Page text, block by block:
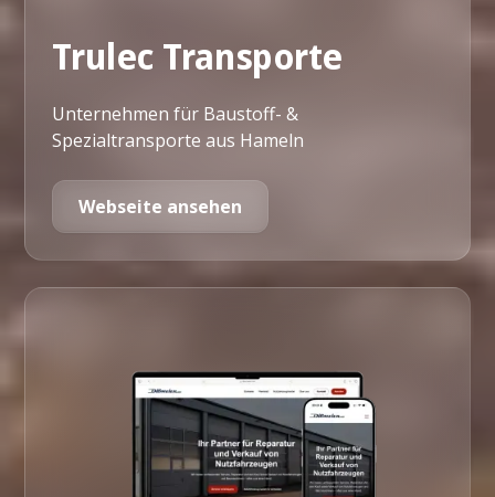
Trulec Transporte
Unternehmen für Baustoff- &
Spezialtransporte aus Hameln
Webseite ansehen